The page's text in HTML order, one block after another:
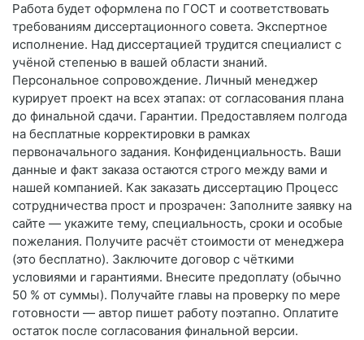
Работа будет оформлена по ГОСТ и соответствовать
требованиям диссертационного совета. Экспертное
исполнение. Над диссертацией трудится специалист с
учёной степенью в вашей области знаний.
Персональное сопровождение. Личный менеджер
курирует проект на всех этапах: от согласования плана
до финальной сдачи. Гарантии. Предоставляем полгода
на бесплатные корректировки в рамках
первоначального задания. Конфиденциальность. Ваши
данные и факт заказа остаются строго между вами и
нашей компанией. Как заказать диссертацию Процесс
сотрудничества прост и прозрачен: Заполните заявку на
сайте — укажите тему, специальность, сроки и особые
пожелания. Получите расчёт стоимости от менеджера
(это бесплатно). Заключите договор с чёткими
условиями и гарантиями. Внесите предоплату (обычно
50 % от суммы). Получайте главы на проверку по мере
готовности — автор пишет работу поэтапно. Оплатите
остаток после согласования финальной версии.